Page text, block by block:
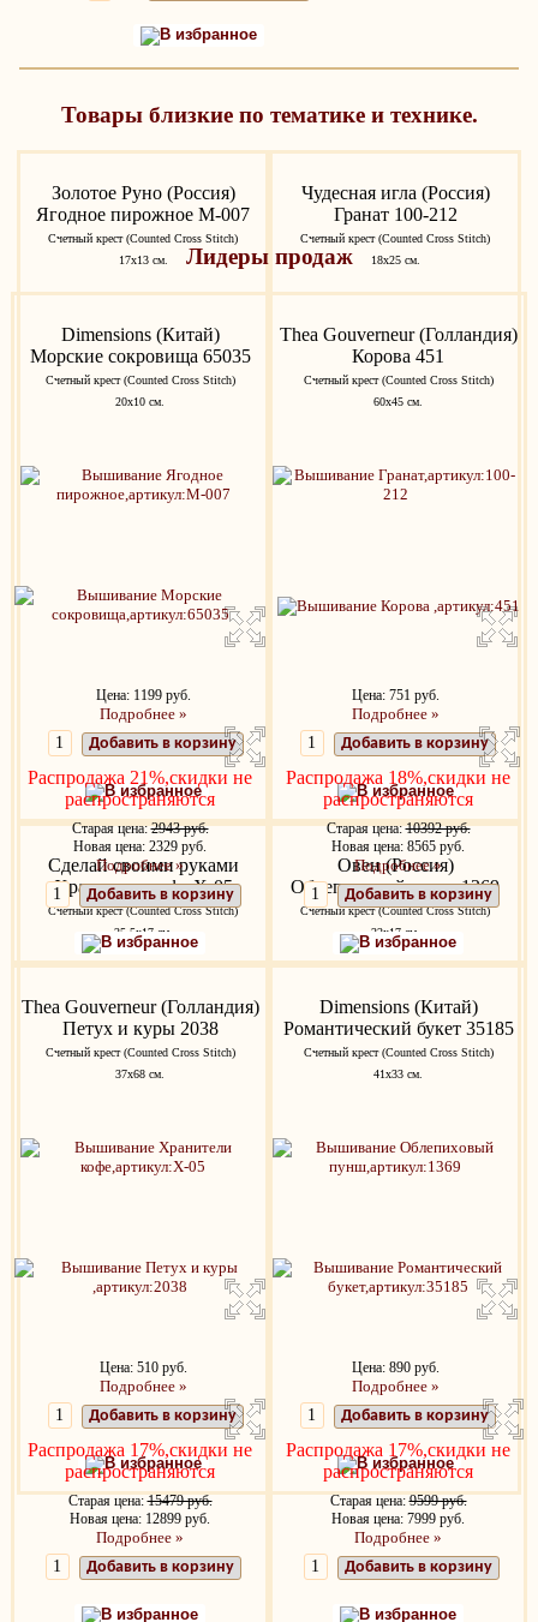
В избранное
Товары близкие по тематике и технике.
Золотое Руно (Россия)
Ягодное пирожное М-007
Счетный крест (Counted Cross Stitch)
17х13 см.
Цена: 1199 руб.
Подробнее »
Добавить в корзину
В избранное
Чудесная игла (Россия)
Гранат 100-212
Счетный крест (Counted Cross Stitch)
18х25 см.
Цена: 751 руб.
Подробнее »
Добавить в корзину
В избранное
Сделай своими руками
Хранители кофе Х-05
Счетный крест (Counted Cross Stitch)
25.5х17 см.
Цена: 510 руб.
Подробнее »
Добавить в корзину
В избранное
Овен (Россия)
Облепиховый пунш 1369
Счетный крест (Counted Cross Stitch)
22х17 см.
Цена: 890 руб.
Подробнее »
Добавить в корзину
В избранное
Лидеры продаж
Dimensions (Китай)
Морские сокровища 65035
Счетный крест (Counted Cross Stitch)
20х10 см.
Распродажа 21%,скидки не
распространяются
Старая цена:2943 руб.
Новая цена: 2329 руб.
Подробнее »
Добавить в корзину
В избранное
Thea Gouverneur (Голландия)
Корова 451
Счетный крест (Counted Cross Stitch)
60х45 см.
Распродажа 18%,скидки не
распространяются
Старая цена:10392 руб.
Новая цена: 8565 руб.
Подробнее »
Добавить в корзину
В избранное
Thea Gouverneur (Голландия)
Петух и куры 2038
Счетный крест (Counted Cross Stitch)
37х68 см.
Распродажа 17%,скидки не
распространяются
Старая цена:15479 руб.
Новая цена: 12899 руб.
Подробнее »
Добавить в корзину
В избранное
Dimensions (Китай)
Романтический букет 35185
Счетный крест (Counted Cross Stitch)
41x33 см.
Распродажа 17%,скидки не
распространяются
Старая цена:9599 руб.
Новая цена: 7999 руб.
Подробнее »
Добавить в корзину
В избранное